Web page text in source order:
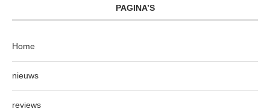
PAGINA’S
Home
nieuws
reviews